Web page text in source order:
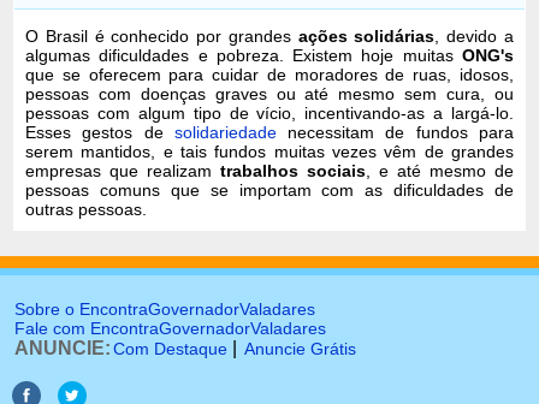
O Brasil é conhecido por grandes ações solidárias , devido a
algumas dificuldades e pobreza. Existem hoje muitas ONG's
que se oferecem para cuidar de moradores de ruas, idosos,
pessoas com doenças graves ou até mesmo sem cura, ou
pessoas com algum tipo de vício, incentivando-as a largá-lo.
Esses gestos de solidariedadenecessitam de fundos para
serem mantidos, e tais fundos muitas vezes vêm de grandes
empresas que realizamtrabalhos sociais , e até mesmo de
pessoas comuns que se importam com as dificuldades de
outras pessoas.
Sobre o EncontraGovernadorValadares
Fale com EncontraGovernadorValadares
ANUNCIE:Com Destaque Anuncie Grátis